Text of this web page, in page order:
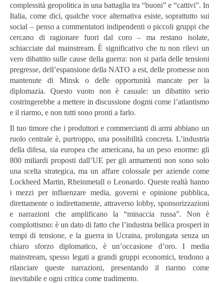
complessità geopolitica in una battaglia tra “buoni” e “cattivi”. In
Italia, come dici, qualche voce alternativa esiste, soprattutto sui
social – penso a commentatori indipendenti o piccoli gruppi che
cercano di ragionare fuori dal coro – ma restano isolate,
schiacciate dal mainstream. È significativo che tu non rilevi un
vero dibattito sulle cause della guerra: non si parla delle tensioni
pregresse, dell’espansione della NATO a est, delle promesse non
mantenute di Minsk o delle opportunità mancate per la
diplomazia. Questo vuoto non è casuale: un dibattito serio
costringerebbe a mettere in discussione dogmi come l’atlantismo
e il riarmo, e non tutti sono pronti a farlo.
Il tuo timore che i produttori e commercianti di armi abbiano un
ruolo centrale è, purtroppo, una possibilità concreta. L’industria
della difesa, sia europea che americana, ha un peso enorme: gli
800 miliardi proposti dall’UE per gli armamenti non sono solo
una scelta strategica, ma un affare colossale per aziende come
Lockheed Martin, Rheinmetall o Leonardo. Queste realtà hanno
i mezzi per influenzare media, governi e opinione pubblica,
direttamente o indirettamente, attraverso lobby, sponsorizzazioni
e narrazioni che amplificano la “minaccia russa”. Non è
complottismo: è un dato di fatto che l’industria bellica prosperi in
tempi di tensione, e la guerra in Ucraina, prolungata senza un
chiaro sforzo diplomatico, è un’occasione d’oro. I media
mainstream, spesso legati a grandi gruppi economici, tendono a
rilanciare queste narrazioni, presentando il riarmo come
inevitabile e ogni critica come tradimento.